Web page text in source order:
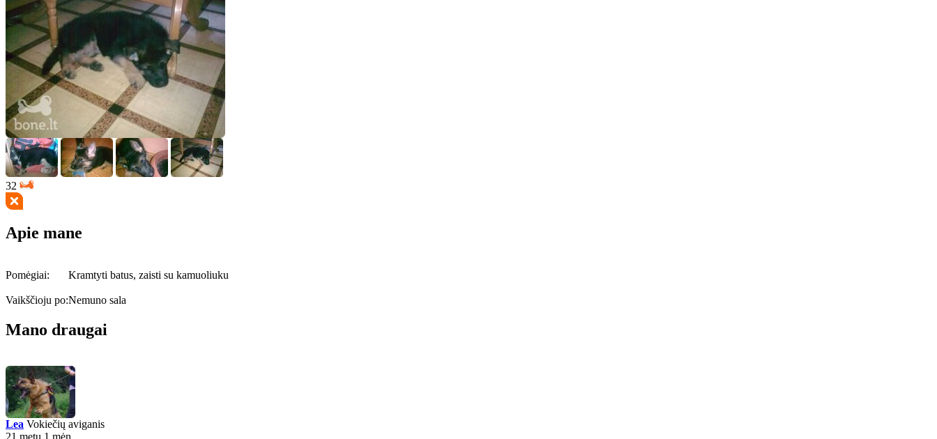
32
Apie mane
Pomėgiai: Kramtyti batus, zaisti su kamuoliuku
Vaikščioju po:Nemuno sala
Mano draugai
Lea Vokiečių aviganis
21 metų 1 mėn.